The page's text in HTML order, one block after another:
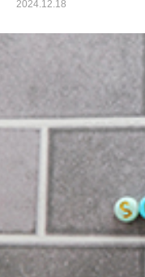
2024.12.18